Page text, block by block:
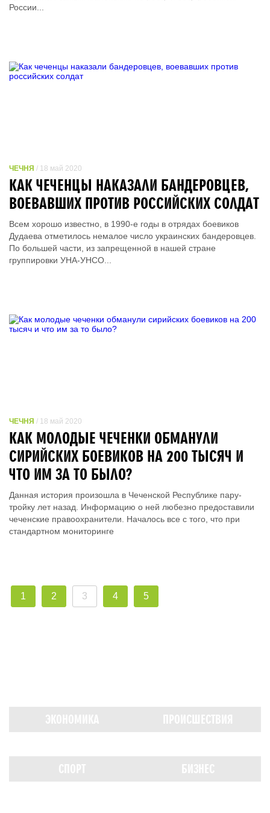
России...
ЧЕЧНЯ / 18 май 2020
КАК ЧЕЧЕНЦЫ НАКАЗАЛИ БАНДЕРОВЦЕВ,
ВОЕВАВШИХ ПРОТИВ РОССИЙСКИХ СОЛДАТ
Всем хорошо известно, в 1990-е годы в отрядах боевиков
Дудаева отметилось немалое число украинских бандеровцев.
По большей части, из запрещенной в нашей стране
группировки УНА-УНСО...
ЧЕЧНЯ / 18 май 2020
КАК МОЛОДЫЕ ЧЕЧЕНКИ ОБМАНУЛИ
СИРИЙСКИХ БОЕВИКОВ НА 200 ТЫСЯЧ И
ЧТО ИМ ЗА ТО БЫЛО?
Данная история произошла в Чеченской Республике пару-
тройку лет назад. Информацию о ней любезно предоставили
чеченские правоохранители. Началось все с того, что при
стандартном мониторинге
1 2 3 4 5